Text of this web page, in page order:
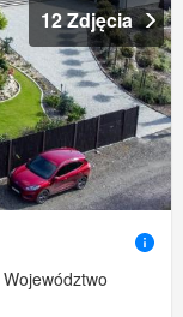
12 Zdjęcia